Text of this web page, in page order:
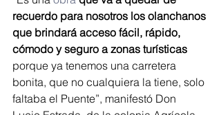
recuerdo para nosotros los olanchanos
que brindará acceso fácil, rápido,
cómodo y seguro a zonas turísticas
porque ya tenemos una carretera
bonita, que no cualquiera la tiene, solo
faltaba el Puente”, manifestó Don